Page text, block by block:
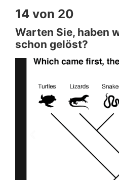
14 von 20
Warten Sie, haben
schon gelöst?